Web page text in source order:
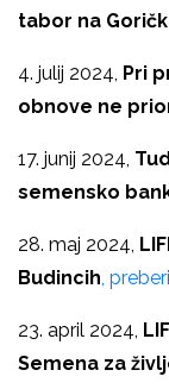
tabor na
4. julij 2024, Pri
obnove ne
17. junij 2024,
semensko
28. maj 2024,
Budincih,
23. april 2024,
Semena za